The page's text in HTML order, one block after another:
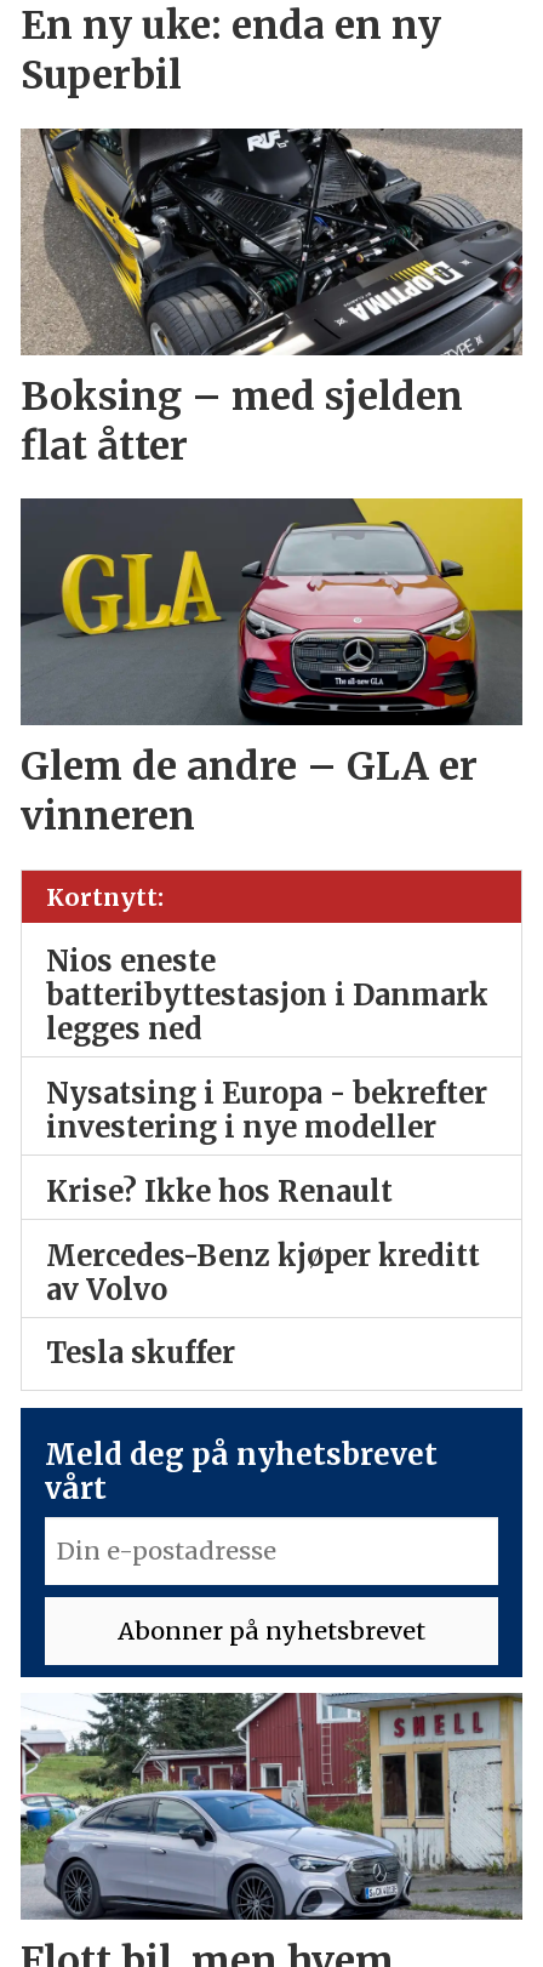
En ny uke: enda en ny
Superbil
Boksing – med sjelden
flat åtter
Glem de andre – GLA er
vinneren
Kortnytt:
Nios eneste
batteribyttestasjon i Danmark
legges ned
Nysatsing i Europa - bekrefter
investering i nye modeller
Krise? Ikke hos Renault
Mercedes-Benz kjøper kreditt
av Volvo
Tesla skuffer
Meld deg på nyhetsbrevet
vårt